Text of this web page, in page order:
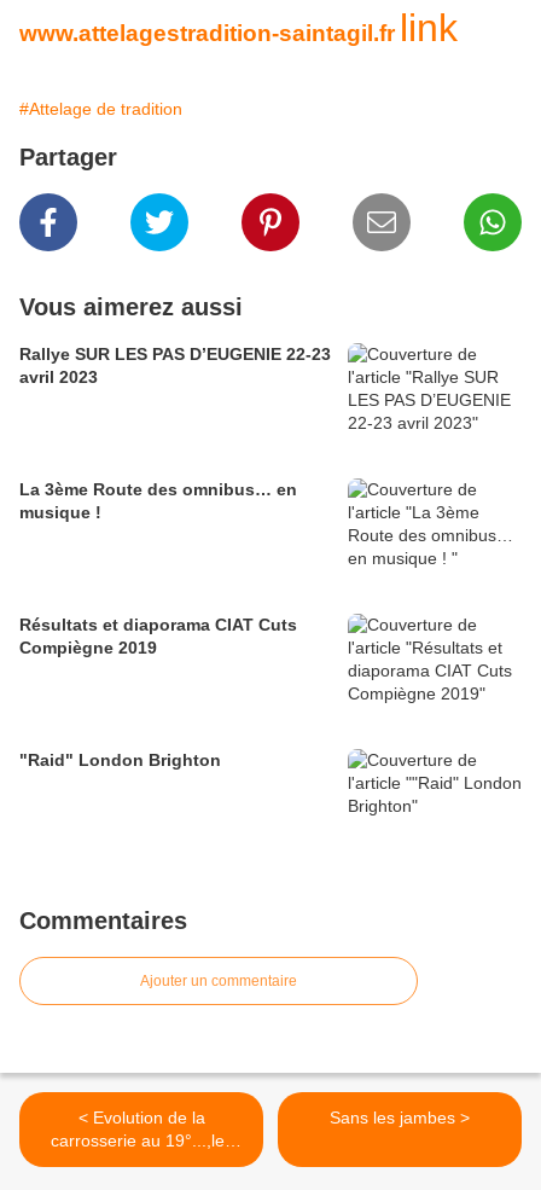
www.attelagestradition-saintagil.fr link
#Attelage de tradition
Partager
Vous aimerez aussi
Rallye SUR LES PAS D’EUGENIE 22-23
avril 2023
La 3ème Route des omnibus… en
musique !
Résultats et diaporama CIAT Cuts
Compiègne 2019
"Raid" London Brighton
Commentaires
Ajouter un commentaire
< Evolution de la
carrosserie au 19°...,les
débuts de « Binder »/1
Sans les jambes >